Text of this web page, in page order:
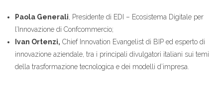
Paola Generali , Presidente di EDI – Ecosistema Digitale per
l’Innovazione di Confcommercio;
Ivan Ortenzi, Chief Innovation Evangelist di BIP ed esperto di
innovazione aziendale, tra i principali divulgatori italiani sui temi
della trasformazione tecnologica e dei modelli d’impresa.